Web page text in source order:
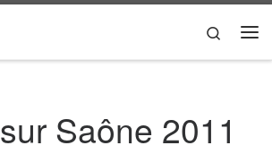
Search
Saône 2011